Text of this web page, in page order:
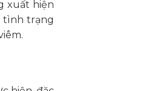
xuất hiện
tình trạng